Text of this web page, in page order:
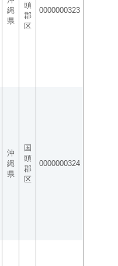
縄
県
頭
郡
区
0000000323
沖
縄
県
国
頭
郡
区
0000000324